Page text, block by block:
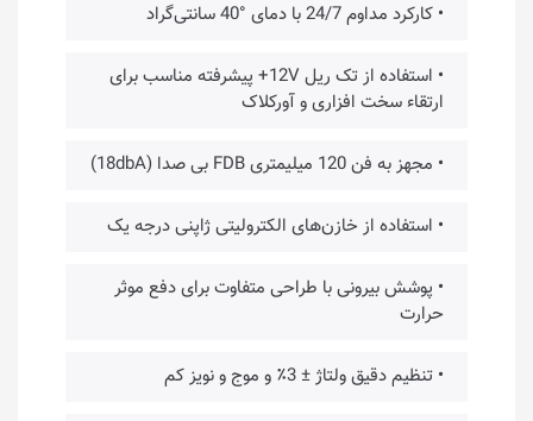
• کارکرد مداوم 24/7 با دمای °40 سانتی‌گراد
• استفاده از تک ریل 12V+ پیشرفته مناسب برای
ارتقاء سخت افزاری و آورکلاک
• مجهز به فن 120 میلیمتری FDB بی صدا (18dbA)
• استفاده از خازن‌های الکترولیتی ژاپنی درجه یک
• پوشش بیرونی با طراحی متفاوت برای دفع موثر
حرارت
• تنظیم دقیق ولتاژ ± 3٪ و موج و نویز کم